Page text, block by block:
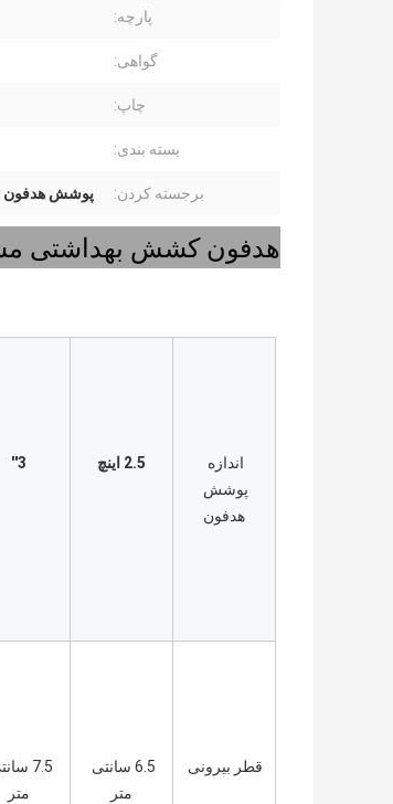
پارچه:
گواهی:
چاپ:
بسته بندی:
برجسته کردن: پوشش هدفون قابل
هدفون کشش بهداشتی
هدفون
2.5 اینچ 3''
قطر بیرونی
متر
متر